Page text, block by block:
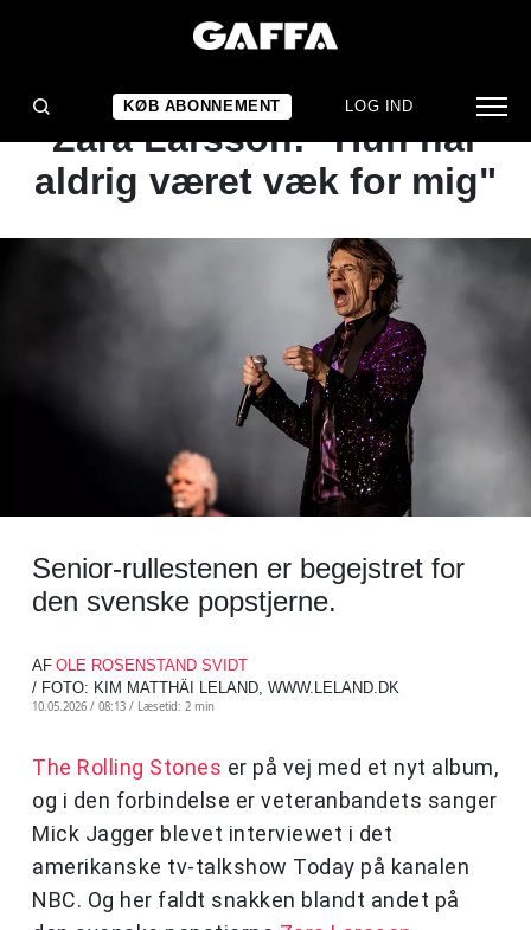
KØB ABONNEMENT LOG IND
NYHED
Mick Jagger er fan af
Zara Larsson: "Hun har
aldrig været væk for mig"
Senior-rullestenen er begejstret for
den svenske popstjerne.
AF OLE ROSENSTAND SVIDT
/ FOTO: KIM MATTHÄI LELAND, WWW.LELAND.DK
10.05.2026 / 08:13 / Læsetid: 2 min
The Rolling Stones er på vej med et nyt album,
og i den forbindelse er veteranbandets sanger
Mick Jagger blevet interviewet i det
amerikanske tv-talkshow Today på kanalen
NBC. Og her faldt snakken blandt andet på